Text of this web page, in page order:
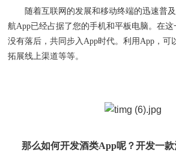
随着互联网的发展和移动终端的迅速普
航App已经占据了您的手机和平板电脑。在
没有落后，共同步入App时代。利用App，可
拓展线上渠道等等。
那么如何开发酒类App呢？开发一